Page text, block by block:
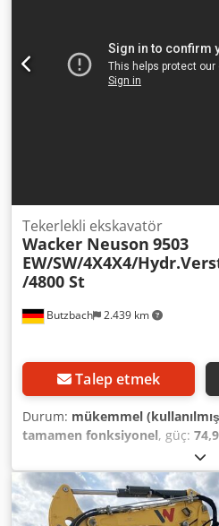
Butzbach 2.439 km
Tekerlekli ekskavatör
Wacker Neuson 9503
EW/SW/4X4X4/
/4800 St
Talep etmek
Durum: mükemmel
tamamen fonksiyonel, güç:
10.500 kg, ilk tescil:01/2009,
saatleri:4.809 h, Wacker
EW/SW/4X4X4/Hidrolik Ayarlı /